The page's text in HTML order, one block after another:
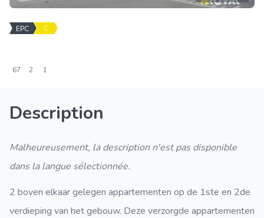
EPC C
67 2 1
Description
Malheureusement, la description n'est pas disponible
dans la langue sélectionnée.
2 boven elkaar gelegen appartementen op de 1ste en 2de
verdieping van het gebouw. Deze verzorgde appartementen